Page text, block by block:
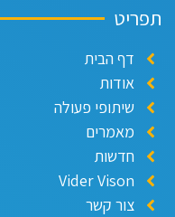
דף הבית
אודות
שיתופי פעולה
מאמרים
חדשות
Vider Vison
צור קשר